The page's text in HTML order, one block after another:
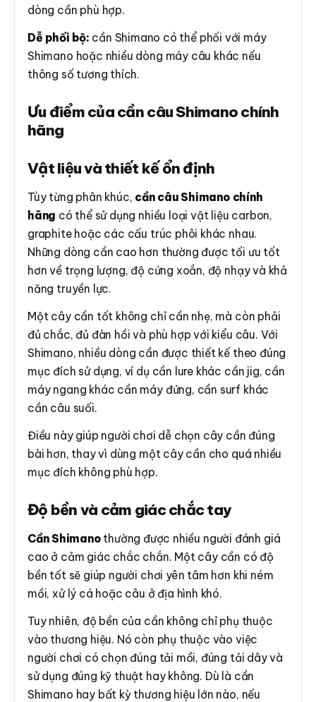
dòng cần phù hợp.
Dễ phối bộ: cần Shimano có thể phối với máy
Shimano hoặc nhiều dòng máy câu khác nếu
thông số tương thích.
Ưu điểm của cần câu Shimano chính
hãng
Vật liệu và thiết kế ổn định
Tùy từng phân khúc, cần câu Shimano chính
hãng có thể sử dụng nhiều loại vật liệu carbon,
graphite hoặc các cấu trúc phôi khác nhau.
Những dòng cần cao hơn thường được tối ưu tốt
hơn về trọng lượng, độ cứng xoắn, độ nhạy và khả
năng truyền lực.
Một cây cần tốt không chỉ cần nhẹ, mà còn phải
đủ chắc, đủ đàn hồi và phù hợp với kiểu câu. Với
Shimano, nhiều dòng cần được thiết kế theo đúng
mục đích sử dụng, ví dụ cần lure khác cần jig, cần
máy ngang khác cần máy đứng, cần surf khác
cần câu suối.
Điều này giúp người chơi dễ chọn cây cần đúng
bài hơn, thay vì dùng một cây cần cho quá nhiều
mục đích không phù hợp.
Độ bền và cảm giác chắc tay
Cần Shimanothường được nhiều người đánh giá
cao ở cảm giác chắc chắn. Một cây cần có độ
bền tốt sẽ giúp người chơi yên tâm hơn khi ném
mồi, xử lý cá hoặc câu ở địa hình khó.
Tuy nhiên, độ bền của cần không chỉ phụ thuộc
vào thương hiệu. Nó còn phụ thuộc vào việc
người chơi có chọn đúng tải mồi, đúng tải dây và
sử dụng đúng kỹ thuật hay không. Dù là cần
Shimano hay bất kỳ thương hiệu lớn nào, nếu